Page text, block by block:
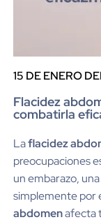
15 DE ENERO
Flacidez
combatirla
Laflacidez
preocupaciones
un embarazo,
simplemente por
abdomenafecta